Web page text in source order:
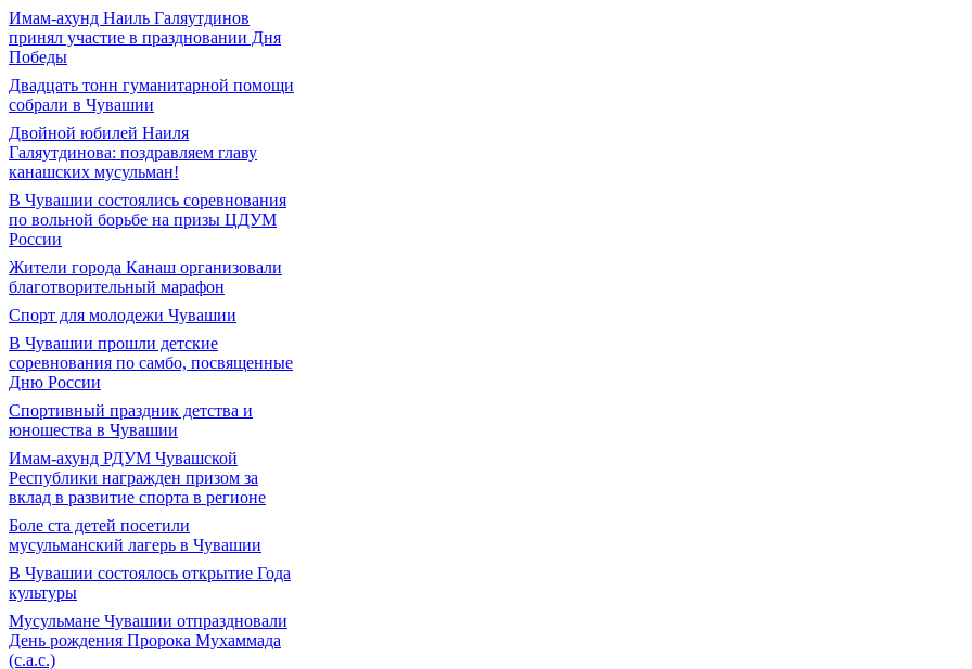
Имам-ахунд Наиль Галяутдинов
принял участие в праздновании Дня
Победы
Двадцать тонн гуманитарной помощи
собрали в Чувашии
Двойной юбилей Наиля
Галяутдинова: поздравляем главу
канашских мусульман!
В Чувашии состоялись соревнования
по вольной борьбе на призы ЦДУМ
России
Жители города Канаш организовали
благотворительный марафон
Спорт для молодежи Чувашии
В Чувашии прошли детские
соревнования по самбо, посвященные
Дню России
Спортивный праздник детства и
юношества в Чувашии
Имам-ахунд РДУМ Чувашской
Республики награжден призом за
вклад в развитие спорта в регионе
Боле ста детей посетили
мусульманский лагерь в Чувашии
В Чувашии состоялось открытие Года
культуры
Мусульмане Чувашии отпраздновали
День рождения Пророка Мухаммада
(с.а.с.)